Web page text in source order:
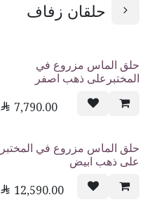
حلقان زفاف
حلق الماس مزروع في
المختبرعلى ذهب اصفر
 7,790.00
حلق الماس مزروع في المختبر
على ذهب ابيض
 12,590.00